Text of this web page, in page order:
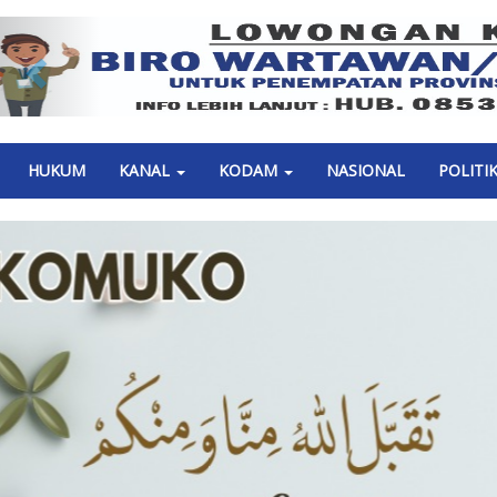
Previous
HUKUM KANAL KODAM NASIONAL POLITIK